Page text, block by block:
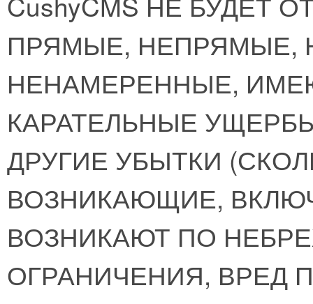
ПРЯМЫЕ, НЕПРЯМЫЕ,
НЕНАМЕРЕННЫЕ,
КАРАТЕЛЬНЫЕ
ДРУГИЕ УБЫТКИ
ВОЗНИКАЮЩИЕ,
ВОЗНИКАЮТ ПО
ОГРАНИЧЕНИЯ, ВРЕД